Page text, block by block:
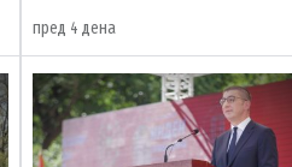
пред 4 дена